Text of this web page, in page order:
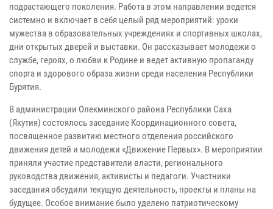
подрастающего поколения. Работа в этом направлении ведется
системно и включает в себя целый ряд мероприятий: уроки
мужества в образовательных учреждениях и спортивных школах,
дни открытых дверей и выставки. Он рассказывает молодежи о
службе, героях, о любви к Родине и ведет активную пропаганду
спорта и здорового образа жизни среди населения Республики
Бурятия.
В администрации Олекминского района Республики Саха
(Якутия) состоялось заседание Координационного совета,
посвященное развитию местного отделения российского
движения детей и молодежи «Движение Первых». В мероприятии
приняли участие представители власти, регионального
руководства движения, активисты и педагоги. Участники
заседания обсудили текущую деятельность, проекты и планы на
будущее. Особое внимание было уделено патриотическому